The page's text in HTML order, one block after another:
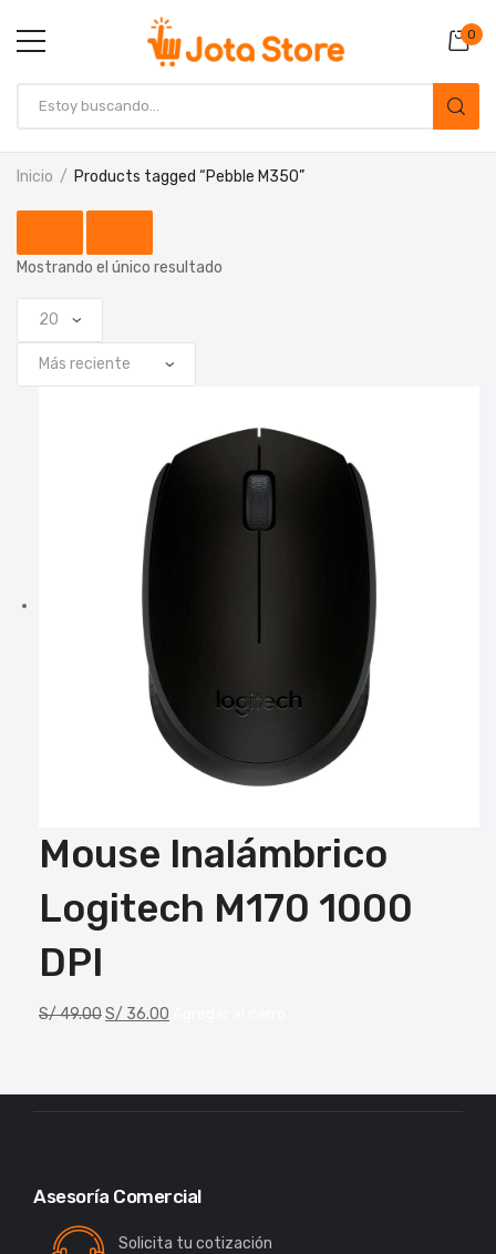
0
Inicio Products tagged “Pebble M350”
Mostrando el único resultado
Mouse Inalámbrico
Logitech M170 1000
DPI
S/49.00S/ 36.00
Asesoría Comercial
Solicita tu cotización